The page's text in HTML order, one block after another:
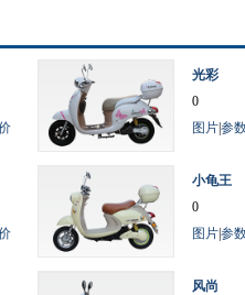
光彩
0
图片参
小龟王
0
图片参
风尚